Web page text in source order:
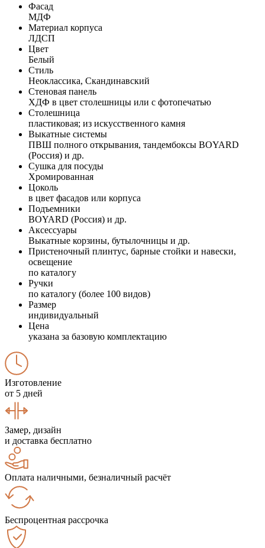
Фасад
МДФ
Материал корпуса
ЛДСП
Цвет
Белый
Стиль
Неоклассика, Скандинавский
Стеновая панель
ХДФ в цвет столешницы или с фотопечатью
Столешница
пластиковая; из искусственного камня
Выкатные системы
ПВШ полного открывания, тандембоксы BOYARD
(Россия) и др.
Сушка для посуды
Хромированная
Цоколь
в цвет фасадов или корпуса
Подъемники
BOYARD (Россия) и др.
Аксессуары
Выкатные корзины, бутылочницы и др.
Пристеночный плинтус, барные стойки и навески,
освещение
по каталогу
Ручки
по каталогу (более 100 видов)
Размер
индивидуальный
Цена
указана за базовую комплектацию
Изготовление
от 5 дней
Замер, дизайн
и доставка бесплатно
Оплата наличными, безналичный расчёт
Беспроцентная рассрочка